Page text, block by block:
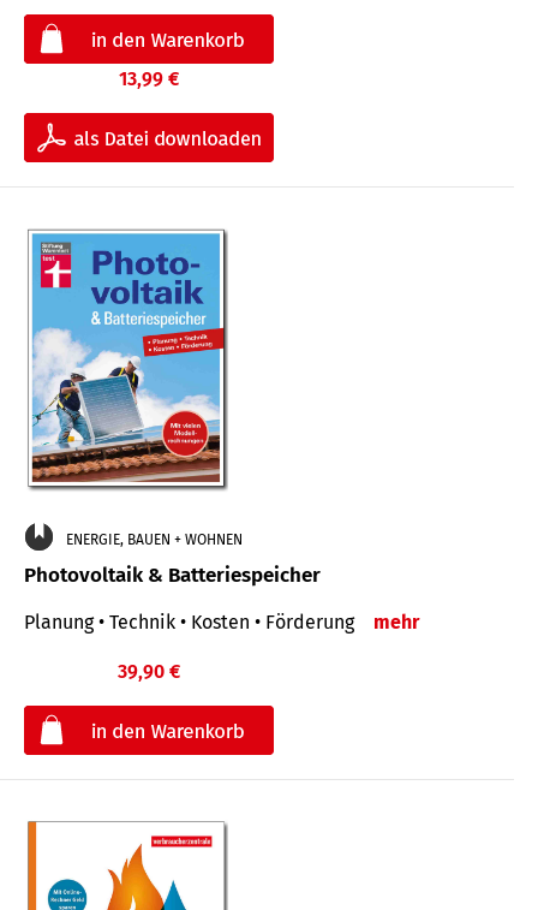
13,99 €
ENERGIE, BAUEN + WOHNEN
Photovoltaik & Batteriespeicher
Planung • Technik • Kosten • Förderung mehr
39,90 €